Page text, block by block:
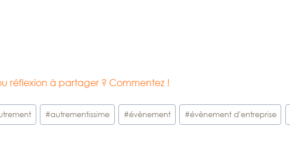
réflexion à partager ? Commentez !
#autrementissime #évènement #évènement d'entreprise